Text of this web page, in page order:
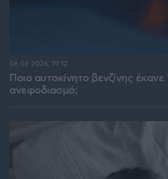
Ποιο αυτοκίνητο βενζίνης
ανεφοδιασμό;
06.08.2026, 19:12